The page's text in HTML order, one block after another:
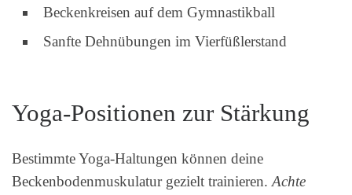
Beckenkreisen auf dem Gymnastikball
Sanfte Dehnübungen im Vierfüßlerstand
Yoga-Positionen zur Stärkung
Bestimmte Yoga-Haltungen können deine
Beckenbodenmuskulatur gezielt trainieren.Achte